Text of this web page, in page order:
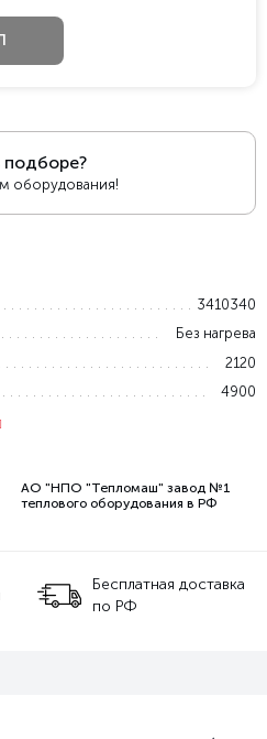
оборудования!
3410340
Без нагрева
2120
4900
АО "НПО "Тепломаш" завод №1
теплового оборудования в РФ
Бесплатная доставка
по РФ